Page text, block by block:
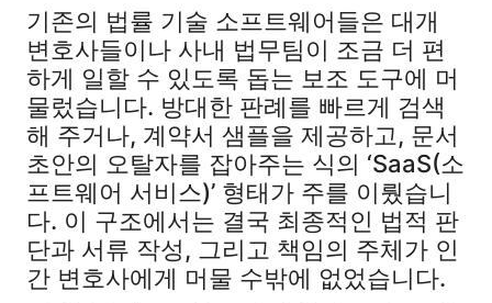
기존의 법률 기술 소프트웨어들은 대개
변호사들이나 사내 법무팀이 조금 더 편
하게 일할 수 있도록 돕는 보조 도구에 머
물렀습니다. 방대한 판례를 빠르게 검색
해 주거나, 계약서 샘플을 제공하고, 문서
초안의 오탈자를 잡아주는 식의 ‘SaaS(소
프트웨어 서비스)’ 형태가 주를 이뤘습니
다. 이 구조에서는 결국 최종적인 법적 판
단과 서류 작성, 그리고 책임의 주체가 인
간 변호사에게 머물 수밖에 없었습니다.